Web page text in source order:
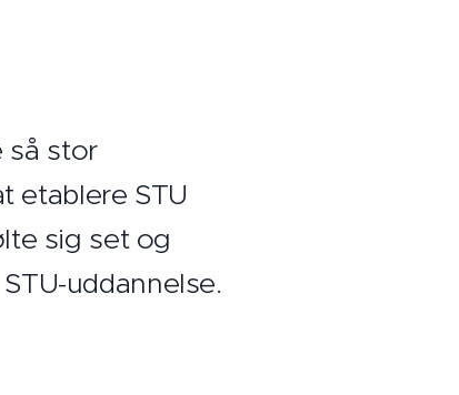
så stor
etablere STU
sig set og
uddannelse.